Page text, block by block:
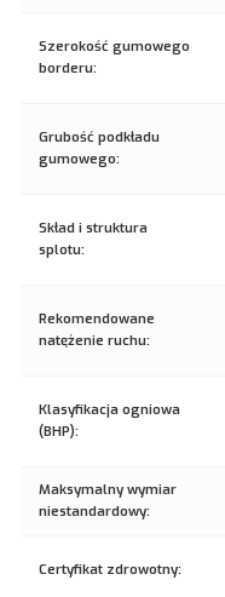
Szerokość gumowego
borderu:
Grubość podkładu
gumowego:
Skład i struktura
splotu:
Rekomendowane
natężenie ruchu:
Klasyfikacja ogniowa
(BHP):
Maksymalny wymiar
niestandardowy:
Certyfikat zdrowotny: